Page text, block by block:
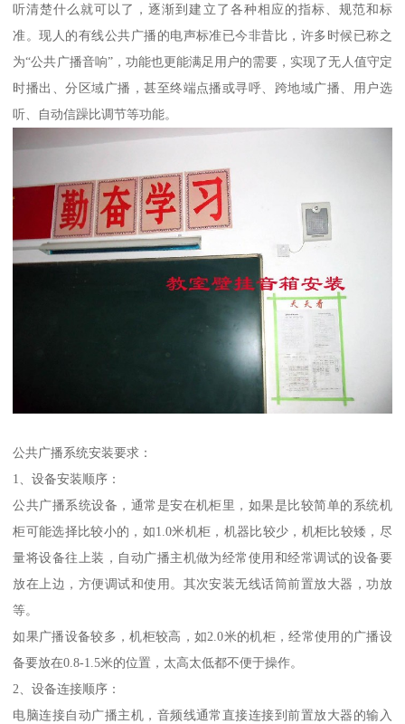
听清楚什么就可以了，逐渐到建立了各种相应的指标、规范和标
准。现人的有线公共广播的电声标准已今非昔比，许多时候已称之
为“公共广播音响”，功能也更能满足用户的需要，实现了无人值守定
时播出、分区域广播，甚至终端点播或寻呼、跨地域广播、用户选
听、自动信躁比调节等功能。
公共广播系统安装要求：
1、设备安装顺序：
公共广播系统设备，通常是安在机柜里，如果是比较简单的系统机
柜可能选择比较小的，如1.0米机柜，机器比较少，机柜比较矮，尽
量将设备往上装，自动广播主机做为经常使用和经常调试的设备要
放在上边，方便调试和使用。其次安装无线话筒前置放大器，功放
等。
如果广播设备较多，机柜较高，如2.0米的机柜，经常使用的广播设
备要放在0.8-1.5米的位置，太高太低都不便于操作。
2、设备连接顺序：
电脑连接自动广播主机，音频线通常直接连接到前置放大器的输入